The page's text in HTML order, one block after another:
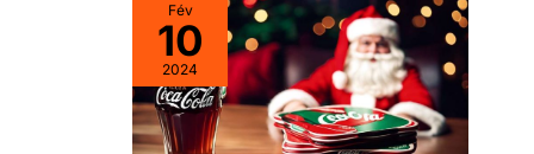
Fév
10
2024